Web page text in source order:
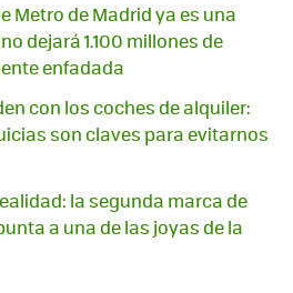
Metro de Madrid ya es una
dejará 1.100 millones de
enfadada
con los coches de alquiler:
son claves para evitarnos
la segunda marca de
a una de las joyas de la